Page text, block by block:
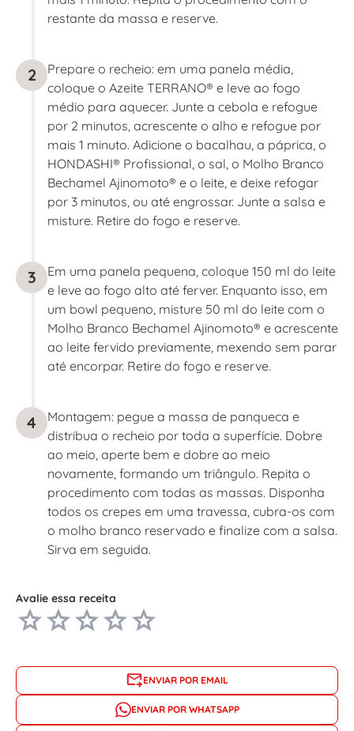
restante da massa e reserve.
2
Prepare o recheio: em uma panela média,
coloque o Azeite TERRANO® e leve ao fogo
médio para aquecer. Junte a cebola e refogue
por 2 minutos, acrescente o alho e refogue por
mais 1 minuto. Adicione o bacalhau, a páprica, o
HONDASHI® Profissional, o sal, o Molho Branco
Bechamel Ajinomoto® e o leite, e deixe refogar
por 3 minutos, ou até engrossar. Junte a salsa e
misture. Retire do fogo e reserve.
3
Em uma panela pequena, coloque 150 ml do leite
e leve ao fogo alto até ferver. Enquanto isso, em
um bowl pequeno, misture 50 ml do leite com o
Molho Branco Bechamel Ajinomoto® e acrescente
ao leite fervido previamente, mexendo sem parar
até encorpar. Retire do fogo e reserve.
4
Montagem: pegue a massa de panqueca e
distribua o recheio por toda a superfície. Dobre
ao meio, aperte bem e dobre ao meio
novamente, formando um triângulo. Repita o
procedimento com todas as massas. Disponha
todos os crepes em uma travessa, cubra-os com
o molho branco reservado e finalize com a salsa.
Sirva em seguida.
Avalie essa receita
ENVIAR POR EMAIL
ENVIAR POR WHATSAPP